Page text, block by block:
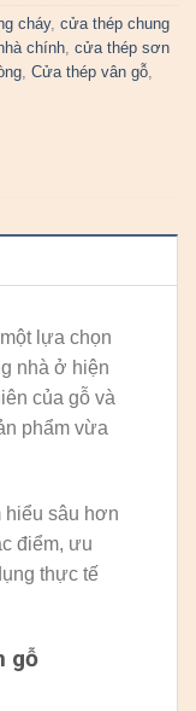
cháy, cửa thép chung
chính, cửa thép sơn
, Cửa thép vân gỗ,
lựa chọn
nhà ở hiện
của gỗ và
phẩm vừa
hiểu sâu hơn
điểm, ưu
thực tế
gỗ